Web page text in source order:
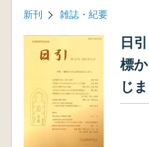
新刊 雑誌・紀要
日
標
じ